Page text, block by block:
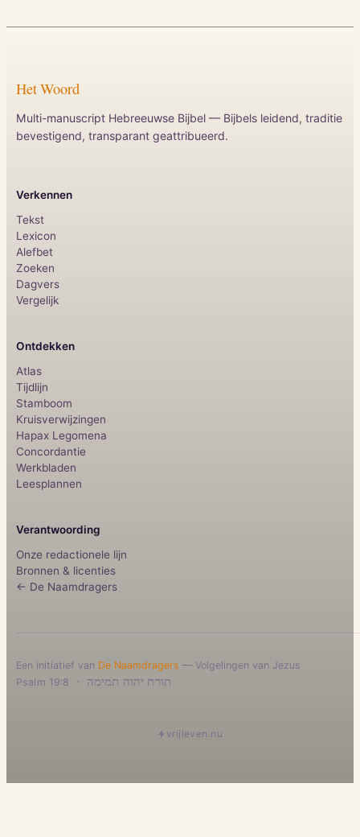
Het Woord
Multi-manuscript Hebreeuwse Bijbel — Bijbels leidend, traditie
bevestigend, transparant geattribueerd.
Verkennen
Tekst
Lexicon
Alefbet
Zoeken
Dagvers
Vergelijk
Ontdekken
Atlas
Tijdlijn
Stamboom
Kruisverwijzingen
Hapax Legomena
Concordantie
Werkbladen
Leesplannen
Verantwoording
Onze redactionele lijn
Bronnen & licenties
← De Naamdragers
Een initiatief van De Naamdragers — Volgelingen van Jezus
תורת יהוה תמימה ·
Psalm 19:8
vrijleven.nu